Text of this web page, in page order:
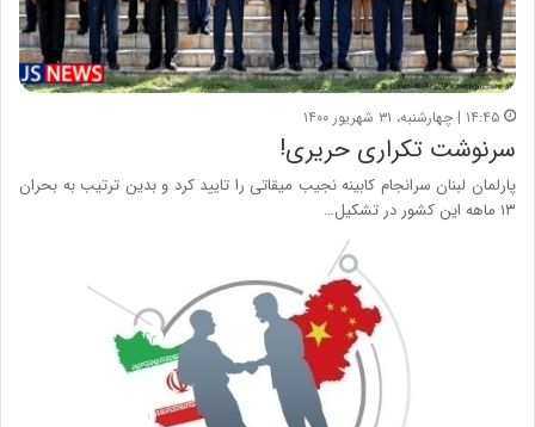
۱۴:۴۵ | چهارشنبه، ۳۱ شهریور ۱۴۰۰
سرنوشت تکراری حریری!
پارلمان لبنان سرانجام کابینه نجیب میقاتی را تایید کرد و بدین ترتیب به بحران
۱۳ ماهه این کشور در تشکیل…